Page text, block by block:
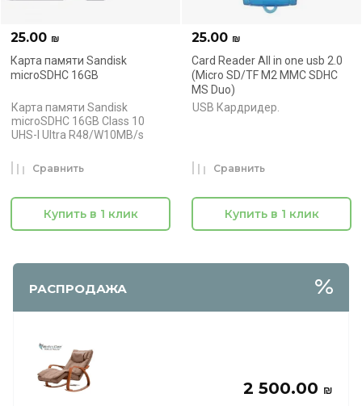
РАСПРОДАЖА
2 500.00 ₪
25.00 ₪
Карта памяти Sandisk
microSDHC 16GB
Карта памяти Sandisk
microSDHC 16GB Class 10
UHS-I Ultra R48/W10MB/s
Сравнить
Купить в 1 клик
25.00 ₪
Card Reader All in one usb 2.0
(Micro SD/TF M2 MMC SDHC
MS Duo)
USB Кардридер.
Сравнить
Купить в 1 клик